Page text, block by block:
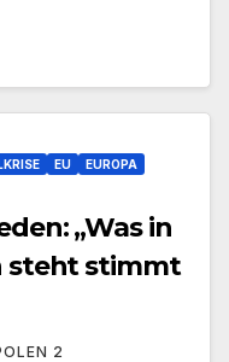
EU
EUROPA
„Was in
steht stimmt
2